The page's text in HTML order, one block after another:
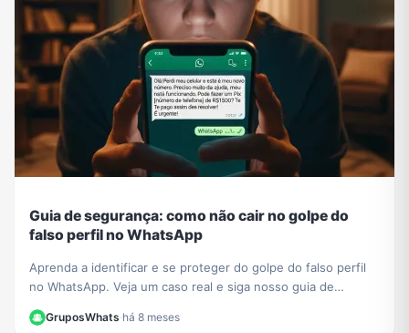
Guia de segurança: como não cair no golpe do
falso perfil no WhatsApp
Aprenda a identificar e se proteger do golpe do falso perfil
no WhatsApp. Veja um caso real e siga nosso guia de
GruposWhats·há 8 meses